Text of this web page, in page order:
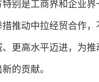
别是工商界和企业界
推动中拉经贸合作，
更高水平迈进，为推
的贡献。